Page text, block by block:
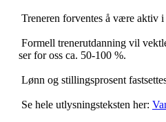
Treneren forventes å være aktiv
Formell trenerutdanning vil
ser for oss ca. 50-100 %.
Lønn og stillingsprosent
Se hele utlysningsteksten her: